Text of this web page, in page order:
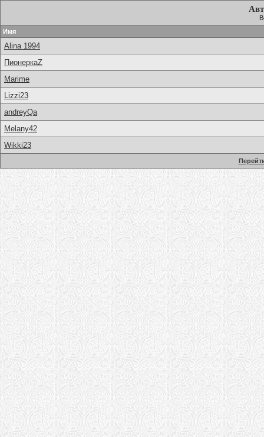
Имя
Alina 1994
ПионеркаZ
Marime
Lizzi23
andreyQa
Melany42
Wikki23